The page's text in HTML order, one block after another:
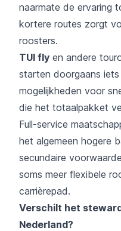
naarmate de ervaring
kortere routes zorgt
roosters.
TUI fly en andere
starten doorgaans iets
mogelijkheden voor
die het totaalpakket
Full-service
het algemeen hogere
secundaire
soms meer flexibele
carrièrepad.
Verschilt het
Nederland?